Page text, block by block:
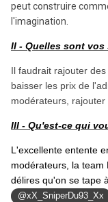
peut construire
l'imagination.
II - Quelles sont
Il faudrait rajouter
baisser les prix de
modérateurs, rajouter
III - Qu'est-ce qui
L'excellente entente
modérateurs, la team
délires qu'on se tape
@xX_SniperDu93_Xx